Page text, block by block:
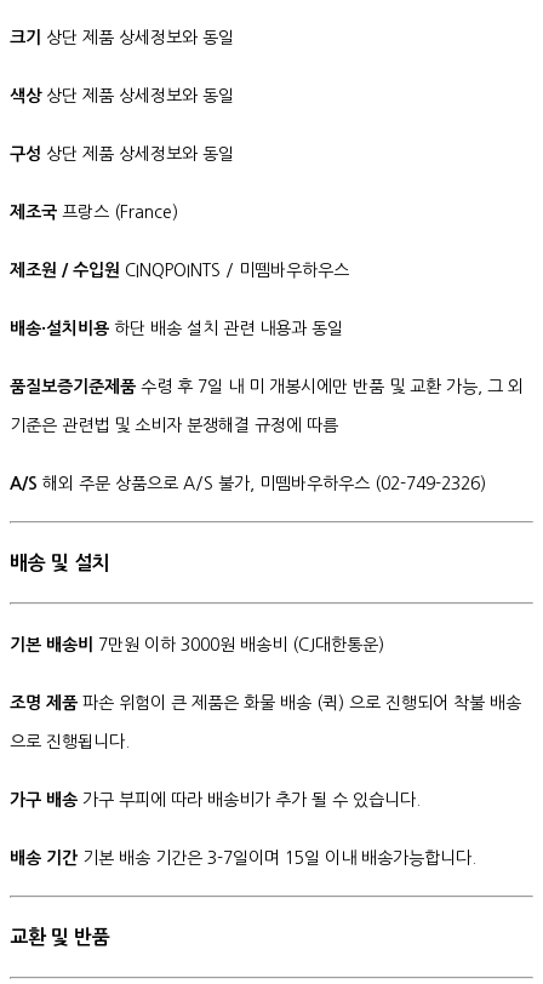
크기 상단 제품 상세정보와 동일
색상상단 제품 상세정보와 동일
구성 상단 제품 상세정보와 동일
제조국 프랑스 (France)
제조원 / 수입원 CINQPOINTS / 미뗌바우하우스
배송·설치비용 하단 배송 설치 관련 내용과 동일
품질보증기준제품 수령 후 7일 내 미 개봉시에만 반품 및 교환 가능, 그 외
기준은 관련법 및 소비자 분쟁해결 규정에 따름
A/S 해외 주문 상품으로 A/S 불가, 미뗌바우하우스 (02-749-2326)
배송 및 설치
기본 배송비 7만원 이하 3000원 배송비 (CJ대한통운)
조명 제품 파손 위험이 큰 제품은 화물 배송 (퀵) 으로 진행되어 착불 배송
으로 진행됩니다.
가구 배송 가구 부피에 따라 배송비가 추가 될 수 있습니다.
배송 기간 기본 배송 기간은 3-7일이며 15일 이내 배송가능합니다.
교환 및 반품